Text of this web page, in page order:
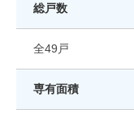
総戸数
全49戸
専有面積